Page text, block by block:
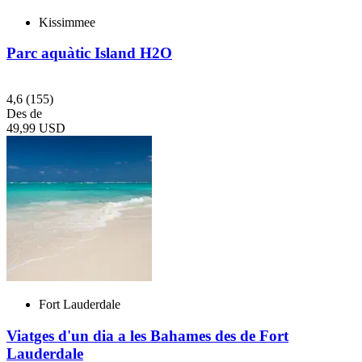
Kissimmee
Parc aquàtic Island H2O
4,6 (155)
Des de
49,99 USD
Fort Lauderdale
Viatges d'un dia a les Bahames des de Fort
Lauderdale